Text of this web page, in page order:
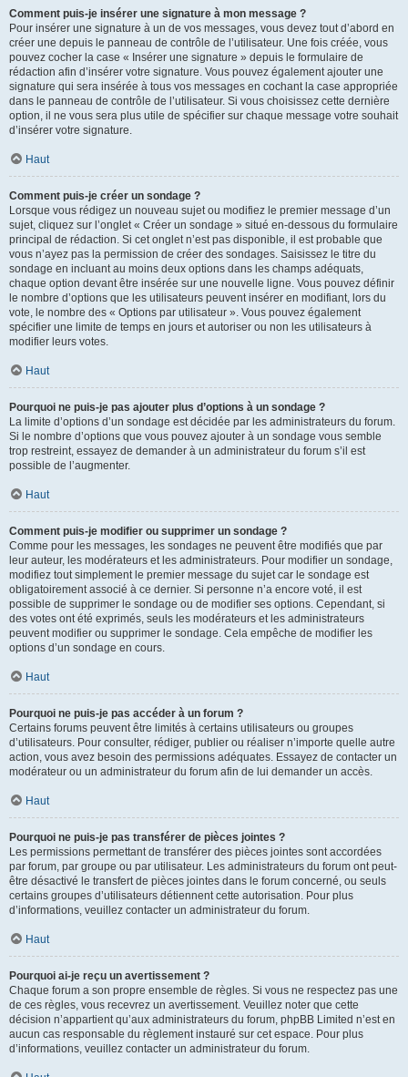
Comment puis-je insérer une signature à mon message ?
Pour insérer une signature à un de vos messages, vous devez tout d’abord en
créer une depuis le panneau de contrôle de l’utilisateur. Une fois créée, vous
pouvez cocher la case « Insérer une signature » depuis le formulaire de
rédaction afin d’insérer votre signature. Vous pouvez également ajouter une
signature qui sera insérée à tous vos messages en cochant la case appropriée
dans le panneau de contrôle de l’utilisateur. Si vous choisissez cette dernière
option, il ne vous sera plus utile de spécifier sur chaque message votre souhait
d’insérer votre signature.
Haut
Comment puis-je créer un sondage ?
Lorsque vous rédigez un nouveau sujet ou modifiez le premier message d’un
sujet, cliquez sur l’onglet « Créer un sondage » situé en-dessous du formulaire
principal de rédaction. Si cet onglet n’est pas disponible, il est probable que
vous n’ayez pas la permission de créer des sondages. Saisissez le titre du
sondage en incluant au moins deux options dans les champs adéquats,
chaque option devant être insérée sur une nouvelle ligne. Vous pouvez définir
le nombre d’options que les utilisateurs peuvent insérer en modifiant, lors du
vote, le nombre des « Options par utilisateur ». Vous pouvez également
spécifier une limite de temps en jours et autoriser ou non les utilisateurs à
modifier leurs votes.
Haut
Pourquoi ne puis-je pas ajouter plus d’options à un sondage ?
La limite d’options d’un sondage est décidée par les administrateurs du forum.
Si le nombre d’options que vous pouvez ajouter à un sondage vous semble
trop restreint, essayez de demander à un administrateur du forum s’il est
possible de l’augmenter.
Haut
Comment puis-je modifier ou supprimer un sondage ?
Comme pour les messages, les sondages ne peuvent être modifiés que par
leur auteur, les modérateurs et les administrateurs. Pour modifier un sondage,
modifiez tout simplement le premier message du sujet car le sondage est
obligatoirement associé à ce dernier. Si personne n’a encore voté, il est
possible de supprimer le sondage ou de modifier ses options. Cependant, si
des votes ont été exprimés, seuls les modérateurs et les administrateurs
peuvent modifier ou supprimer le sondage. Cela empêche de modifier les
options d’un sondage en cours.
Haut
Pourquoi ne puis-je pas accéder à un forum ?
Certains forums peuvent être limités à certains utilisateurs ou groupes
d’utilisateurs. Pour consulter, rédiger, publier ou réaliser n’importe quelle autre
action, vous avez besoin des permissions adéquates. Essayez de contacter un
modérateur ou un administrateur du forum afin de lui demander un accès.
Haut
Pourquoi ne puis-je pas transférer de pièces jointes ?
Les permissions permettant de transférer des pièces jointes sont accordées
par forum, par groupe ou par utilisateur. Les administrateurs du forum ont peut-
être désactivé le transfert de pièces jointes dans le forum concerné, ou seuls
certains groupes d’utilisateurs détiennent cette autorisation. Pour plus
d’informations, veuillez contacter un administrateur du forum.
Haut
Pourquoi ai-je reçu un avertissement ?
Chaque forum a son propre ensemble de règles. Si vous ne respectez pas une
de ces règles, vous recevrez un avertissement. Veuillez noter que cette
décision n’appartient qu’aux administrateurs du forum, phpBB Limited n’est en
aucun cas responsable du règlement instauré sur cet espace. Pour plus
d’informations, veuillez contacter un administrateur du forum.